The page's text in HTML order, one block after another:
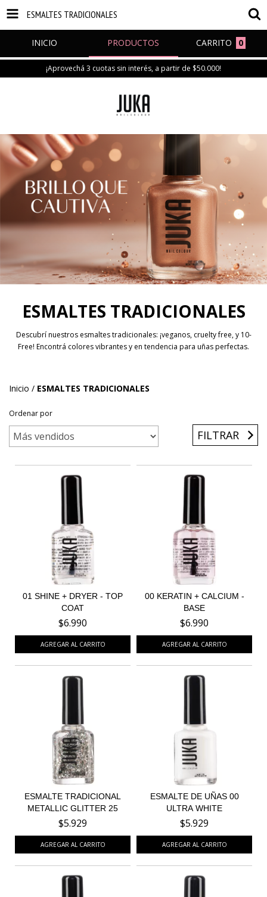
ESMALTES TRADICIONALES
INICIO PRODUCTOS CARRITO 0
¡Aprovechá 3 cuotas sin interés, a partir de $50.000!
ESMALTES TRADICIONALES
Descubrí nuestros esmaltes tradicionales: ¡veganos, cruelty free, y 10-
Free! Encontrá colores vibrantes y en tendencia para uñas perfectas.
Inicio / ESMALTES TRADICIONALES
Ordenar por
FILTRAR
01 SHINE + DRYER - TOP
COAT
$6.990
00 KERATIN + CALCIUM -
BASE
$6.990
ESMALTE TRADICIONAL
METALLIC GLITTER 25
$5.929
ESMALTE DE UÑAS 00
ULTRA WHITE
$5.929